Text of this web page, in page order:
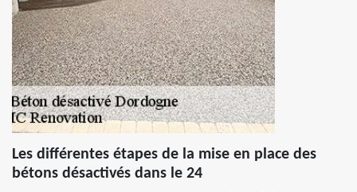
Les différentes étapes de la mise en place des
bétons désactivés dans le 24